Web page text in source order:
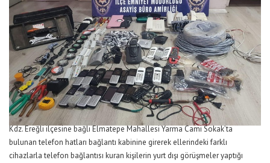
Kdz. Ereğli ilçesine bağlı Elmatepe Mahallesi Yarma Cami Sokak’ta
bulunan telefon hatları bağlantı kabinine girerek ellerindeki farklı
cihazlarla telefon bağlantısı kuran kişilerin yurt dışı görüşmeler yaptığı